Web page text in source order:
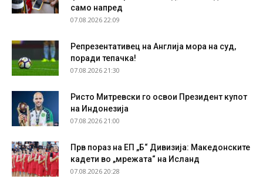
само напред
07.08.2026 22:09
Репрезентативец на Англија мора на суд,
поради тепачка!
07.08.2026 21:30
Ристо Митревски го освои Президент купот
на Индонезија
07.08.2026 21:00
Прв пораз на ЕП „Б“ Дивизија: Македонските
кадети во „мрежата“ на Исланд
07.08.2026 20:28